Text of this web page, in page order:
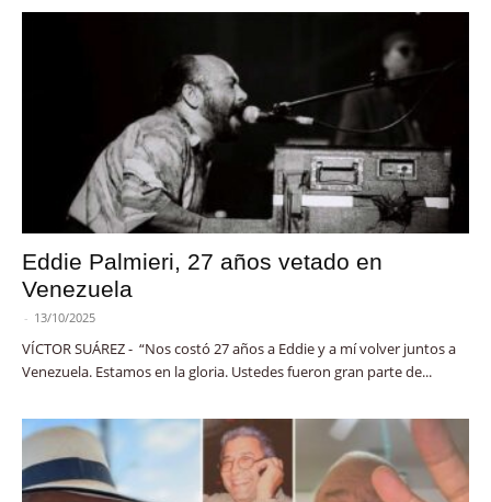
Eddie Palmieri, 27 años vetado en
Venezuela
- 13/10/2025
VÍCTOR SUÁREZ - “Nos costó 27 años a Eddie y a mí volver juntos a
Venezuela. Estamos en la gloria. Ustedes fueron gran parte de...